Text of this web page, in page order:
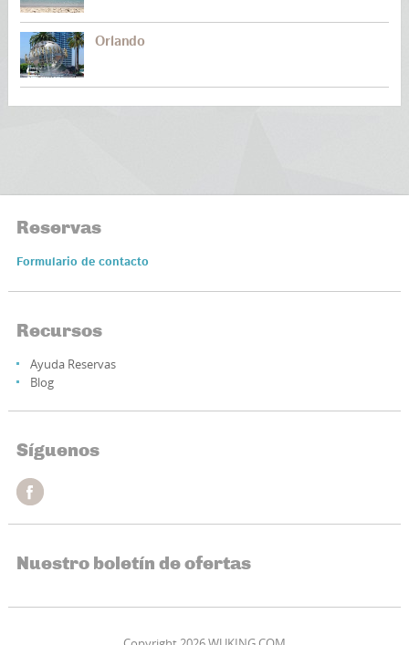
Orlando
Reservas
Formulario de contacto
Recursos
Ayuda Reservas
Blog
Síguenos
Nuestro boletín de ofertas